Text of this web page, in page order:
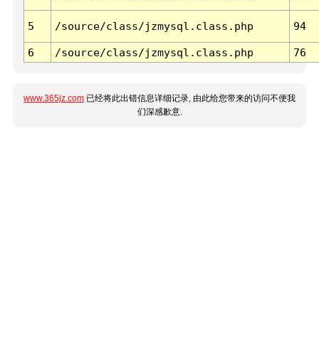
5 /source/class/jzmysql.class.php 94
6 /source/class/jzmysql.class.php 76
www.365jz.com 已经将此出错信息详细记录, 由此给您带来的访问不便我
们深感歉意.